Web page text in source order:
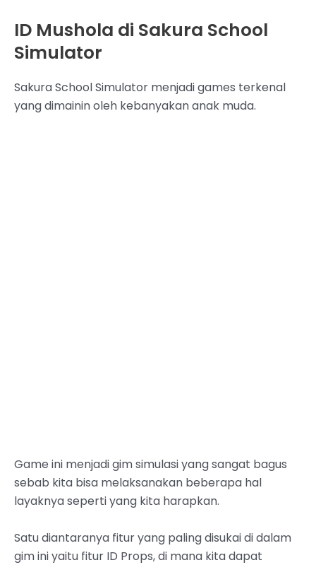
ID Mushola di Sakura School
Simulator
Sakura School Simulator menjadi games terkenal
yang dimainin oleh kebanyakan anak muda.
Game ini menjadi gim simulasi yang sangat bagus
sebab kita bisa melaksanakan beberapa hal
layaknya seperti yang kita harapkan.
Satu diantaranya fitur yang paling disukai di dalam
gim ini yaitu fitur ID Props, di mana kita dapat